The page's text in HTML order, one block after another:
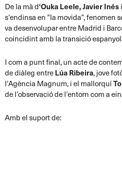
De la mà d‘Ouka Leele,Javier Inési
s’endinsa en ”la movida”,
va desenvolupar entre Madrid i
coincidint amb la transició
I com a punt final, un acte de
de diàleg entreLúa Ribeira, jove
l’Agència Magnum, i el mallorquí
de l’observació de l’entorn com a
Amb el suport de: